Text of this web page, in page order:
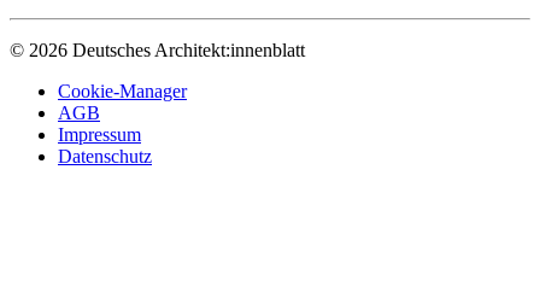
© 2026 Deutsches Architekt:innenblatt
Cookie-Manager
AGB
Impressum
Datenschutz